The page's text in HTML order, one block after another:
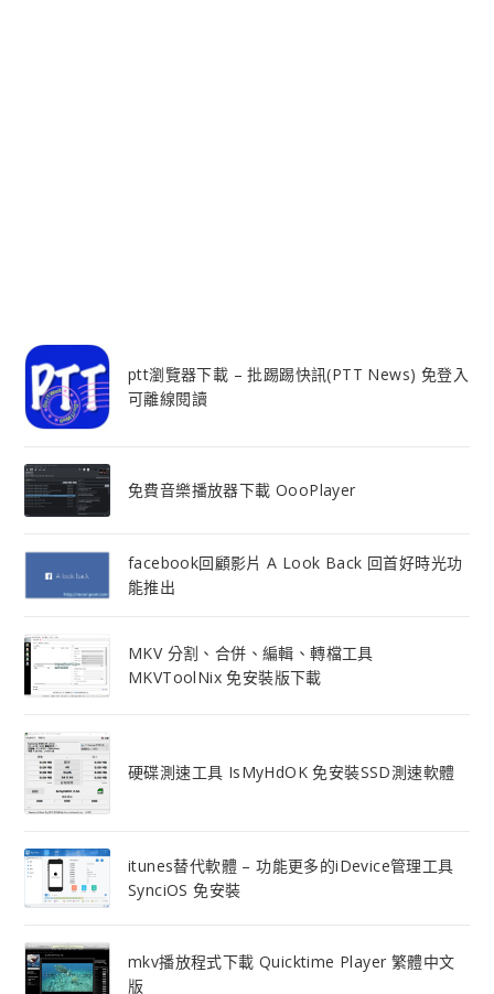
ptt瀏覽器下載 – 批踢踢快訊(PTT News) 免登入
可離線閱讀
免費音樂播放器下載 OooPlayer
facebook回顧影片 A Look Back 回首好時光功
能推出
MKV 分割、合併、編輯、轉檔工具
MKVToolNix 免安裝版下載
硬碟測速工具 IsMyHdOK 免安裝SSD測速軟體
itunes替代軟體 – 功能更多的iDevice管理工具
SynciOS 免安裝
mkv播放程式下載 Quicktime Player 繁體中文
版